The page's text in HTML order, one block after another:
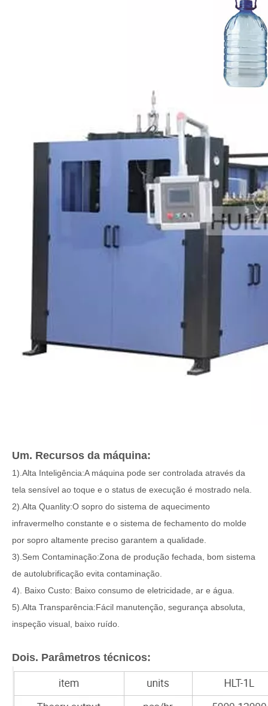
Um. Recursos da máquina:
1).Alta Inteligência:A máquina pode ser controlada através da
tela sensível ao toque e o status de execução é mostrado nela.
2).Alta Quanlity:O sopro do sistema de aquecimento
infravermelho constante e o sistema de fechamento do molde
por sopro altamente preciso garantem a qualidade.
3).Sem Contaminação:Zona de produção fechada, bom sistema
de autolubrificação evita contaminação.
4). Baixo Custo: Baixo consumo de eletricidade, ar e água.
5).Alta Transparência:Fácil manutenção, segurança absoluta,
inspeção visual, baixo ruído.
Dois. Parâmetros técnicos: